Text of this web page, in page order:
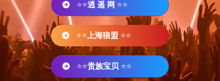
⭐⭐逍 遥 网 ⭐⭐
⭐⭐ 上海狼盟 ⭐⭐
⭐⭐贵族宝贝 ⭐⭐